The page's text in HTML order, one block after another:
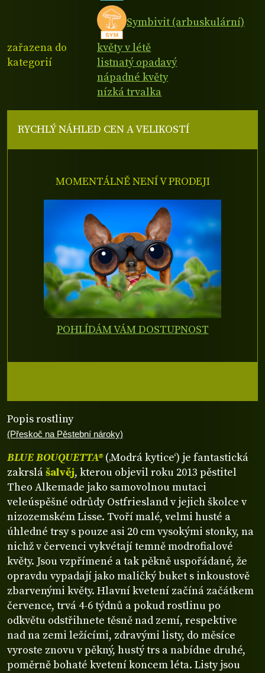
Symbivit (arbuskulární)
zařazena do
kategorií
květy v létě
listnatý opadavý
nápadné květy
nízká trvalka
Popis rostliny
(Přeskoč na Pěstební nároky)
BLUE BOUQUETTA®(‚Modrá kytice‘) je fantastická
zakrslášalvěj, kterou objevil roku 2013 pěstitel
Theo Alkemade jako samovolnou mutaci
veleúspěšné odrůdy Ostfriesland v jejich školce v
nizozemském Lisse. Tvoří malé, velmi husté a
úhledné trsy s pouze asi 20 cm vysokými stonky, na
nichž v červenci vykvétají temně modrofialové
květy. Jsou vzpřímené a tak pěkně uspořádané, že
opravdu vypadají jako maličký buket s inkoustově
zbarvenými květy. Hlavní kvetení začíná začátkem
července, trvá 4-6 týdnů a pokud rostlinu po
odkvětu odstřihnete těsně nad zemí, respektive
nad na zemi ležícími, zdravými listy, do měsíce
vyroste znovu v pěkný, hustý trs a nabídne druhé,
poměrně bohaté kvetení koncem léta. Listy jsou
RYCHLÝ NÁHLED CEN A VELIKOSTÍ
MOMENTÁLNĚ NENÍ V PRODEJI
POHLÍDÁM VÁM DOSTUPNOST